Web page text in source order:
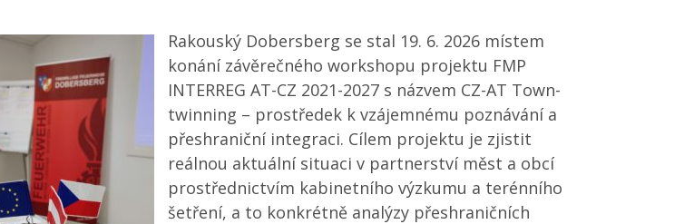
Rakouský Dobersberg se stal 19. 6. 2026 místem
konání závěrečného workshopu projektu FMP
INTERREG AT-CZ 2021-2027 s názvem CZ-AT Town-
twinning – prostředek k vzájemnému poznávání a
přeshraniční integraci. Cílem projektu je zjistit
reálnou aktuální situaci v partnerství měst a obcí
prostřednictvím kabinetního výzkumu a terénního
šetření, a to konkrétně analýzy přeshraničních